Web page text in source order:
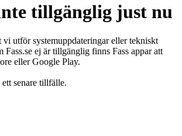
tillgänglig just nu
vi utför systemuppdateringar eller tekniskt
Fass.se ej är tillgänglig finns Fass appar att
eller Google Play.
senare tillfälle.